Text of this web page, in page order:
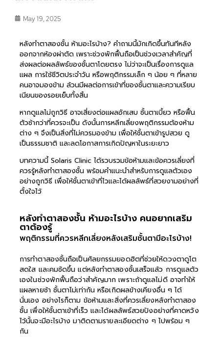
May 19, 2025
หลังทำตาสองชั้น ห้ามอะไรบ้าง? คำถามนี้มักเกิดขึ้นทันทีหลัง
ออกจากห้องผ่าตัด เพราะช่วงพักฟื้นถือเป็นช่วงเวลาสำคัญที่
ส่งผลต่อผลลัพธ์ของชั้นตาโดยตรง ไม่ว่าจะเป็นเรื่องการดูแล
แผล การใช้ชีวิตประจำวัน หรือพฤติกรรมเล็ก ๆ น้อย ๆ ที่หลาย
คนอาจมองข้าม ล้วนมีผลต่อการเข้าที่ของชั้นตาและความเรียบ
เนียนของรอยเย็บทั้งสิ้น
หากดูแลไม่ถูกวิธี อาจเสี่ยงต่อแผลอักเสบ ชั้นตาเบี้ยว หรือฟื้น
ตัวช้ากว่าที่ควรจะเป็น ดังนั้นการหลีกเลี่ยงพฤติกรรมต้องห้าม
ต่าง ๆ จึงเป็นสิ่งที่ไม่ควรมองข้าม เพื่อให้ชั้นตาเข้ารูปสวย ดู
เป็นธรรมชาติ และลดโอกาสการเกิดปัญหาในระยะยาว
บทความนี้ Solaris Clinic ได้รวบรวมข้อห้ามและข้อควรเลี่ยงที่
ควรรู้หลังทำตาสองชั้น พร้อมคำแนะนำสำหรับการดูแลตัวเอง
อย่างถูกวิธี เพื่อให้ชั้นตาเข้าที่ไวและได้ผลลัพธ์ที่สวยงามอย่างที่
ตั้งใจไว้
หลังทำตาสองชั้น ห้ามอะไรบ้าง คนอยากเสริม
ตาต้องรู้
พฤติกรรมที่ควรหลีกเลี่ยงหลังเสริมชั้นตามีอะไรบ้าง!
การทำตาสองชั้นถือเป็นศัลยกรรมยอดฮิตที่ช่วยให้ดวงตาดูโต
สดใส และคมชัดขึ้น แต่หลังทำตาสองชั้นเสร็จแล้ว การดูแลตัว
เองในช่วงพักฟื้นถือว่าสำคัญมาก เพราะถ้าดูแลไม่ดี อาจทำให้
แผลหายช้า ชั้นตาไม่เท่ากัน หรือเกิดผลข้างเคียงอื่น ๆ ได้
นั่นเอง อย่างไรก็ตาม ข้อห้ามและสิ่งที่ควรเลี่ยงหลังทำตาสอง
ชั้น เพื่อให้ชั้นตาเข้าที่เร็ว และได้ผลลัพธ์สวยปังอย่างที่คาดหวัง
ไว้นั้นจะมีอะไรบ้าง มาติดตามรายละเอียดต่าง ๆ ไปพร้อม ๆ
กัน